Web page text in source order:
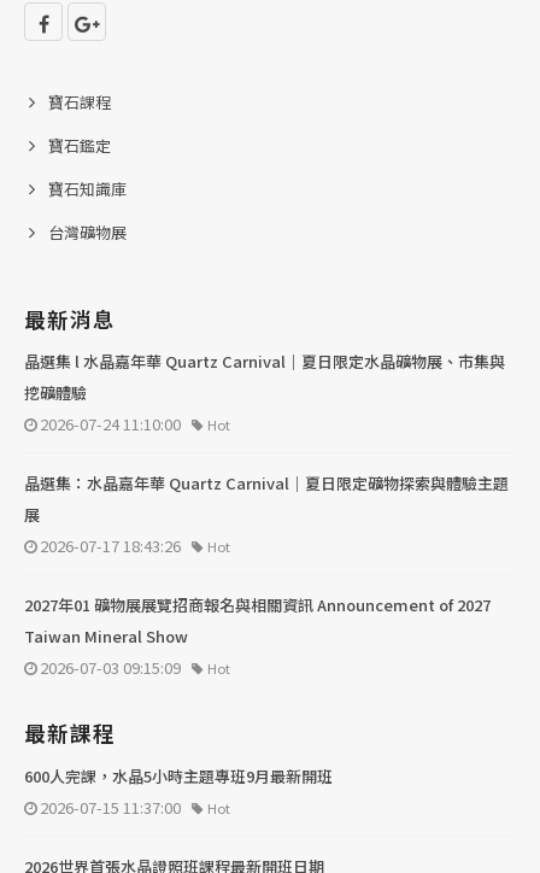
寶石課程
寶石鑑定
寶石知識庫
台灣礦物展
最新消息
晶選集 l 水晶嘉年華 Quartz Carnival｜夏日限定水晶礦物展、市集與
挖礦體驗
2026-07-24 11:10:00
Hot
晶選集：水晶嘉年華 Quartz Carnival｜夏日限定礦物探索與體驗主題
展
2026-07-17 18:43:26
Hot
2027年01 礦物展展覽招商報名與相關資訊 Announcement of 2027
Taiwan Mineral Show
2026-07-03 09:15:09
Hot
最新課程
600人完課，水晶5小時主題專班9月最新開班
2026-07-15 11:37:00
Hot
2026世界首張水晶證照班課程最新開班日期